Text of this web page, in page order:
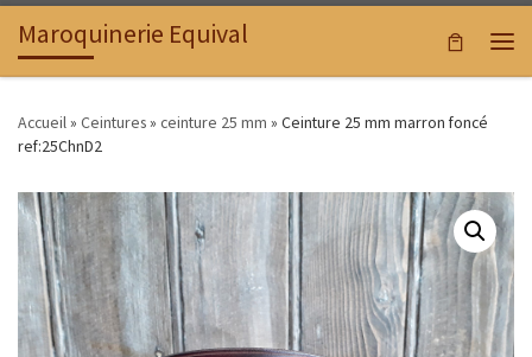
Passer au contenu
Maroquinerie Equival
Accueil» Ceintures» ceinture 25 mm » Ceinture 25 mm marron foncé
ref:25ChnD2